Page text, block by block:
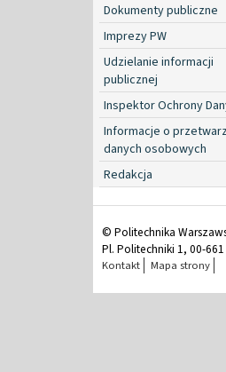
Dokumenty publiczne
Imprezy PW
Udzielanie informacji
publicznej
Inspektor Ochrony
Informacje o
danych osobowych
Redakcja
© Politechnika
Pl. Politechniki 1, 00-
Kontakt Mapa strony